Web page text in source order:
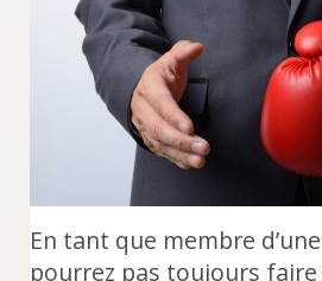
En tant que membre
pourrez pas toujours faire